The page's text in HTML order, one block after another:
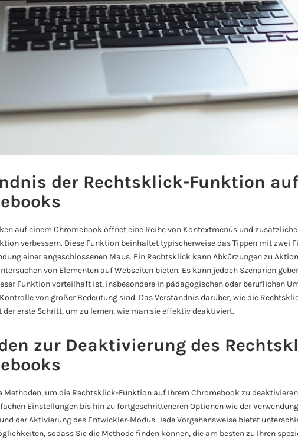
der Rechtsklick-Funktion auf
auf einem Chromebook öffnet eine Reihe von Kontextmenüs und
verbessern. Diese Funktion beinhaltet typischerweise das Tippen mit zwei
einer angeschlossenen Maus. Ein Rechtsklick kann Abkürzungen zu
von Elementen auf Webseiten bieten. Es kann jedoch Szenarien
Funktion vorteilhaft ist, insbesondere in pädagogischen oder beruflichen
von großer Bedeutung sind. Das Verständnis darüber, wie die
erste Schritt, um zu lernen, wie man sie effektiv deaktiviert.
zur Deaktivierung des
Methoden, um die Rechtsklick-Funktion auf Ihrem Chromebook zu
Einstellungen bis hin zu fortgeschritteneren Optionen wie der
der Aktivierung des Entwickler-Modus. Jede Vorgehensweise bietet
sodass Sie die Methode finden können, die am besten zu Ihren